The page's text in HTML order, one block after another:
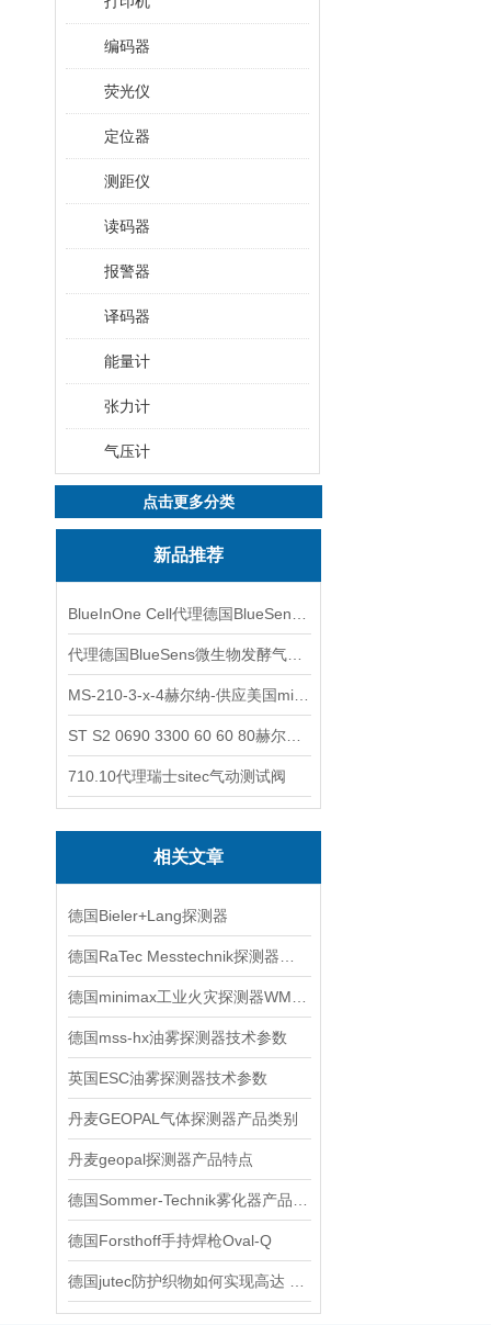
编码器
荧光仪
定位器
测距仪
读码器
报警器
译码器
能量计
张力计
气压计
点击更多分类
新品推荐
710.10代理瑞士sitec气动测试阀
相关文章
德国Bieler+Lang探测器
德国mss-hx油雾探测器技术参数
英国ESC油雾探测器技术参数
丹麦GEOPAL气体探测器产品类别
丹麦geopal探测器产品特点
德国Forsthoff手持焊枪Oval-Q